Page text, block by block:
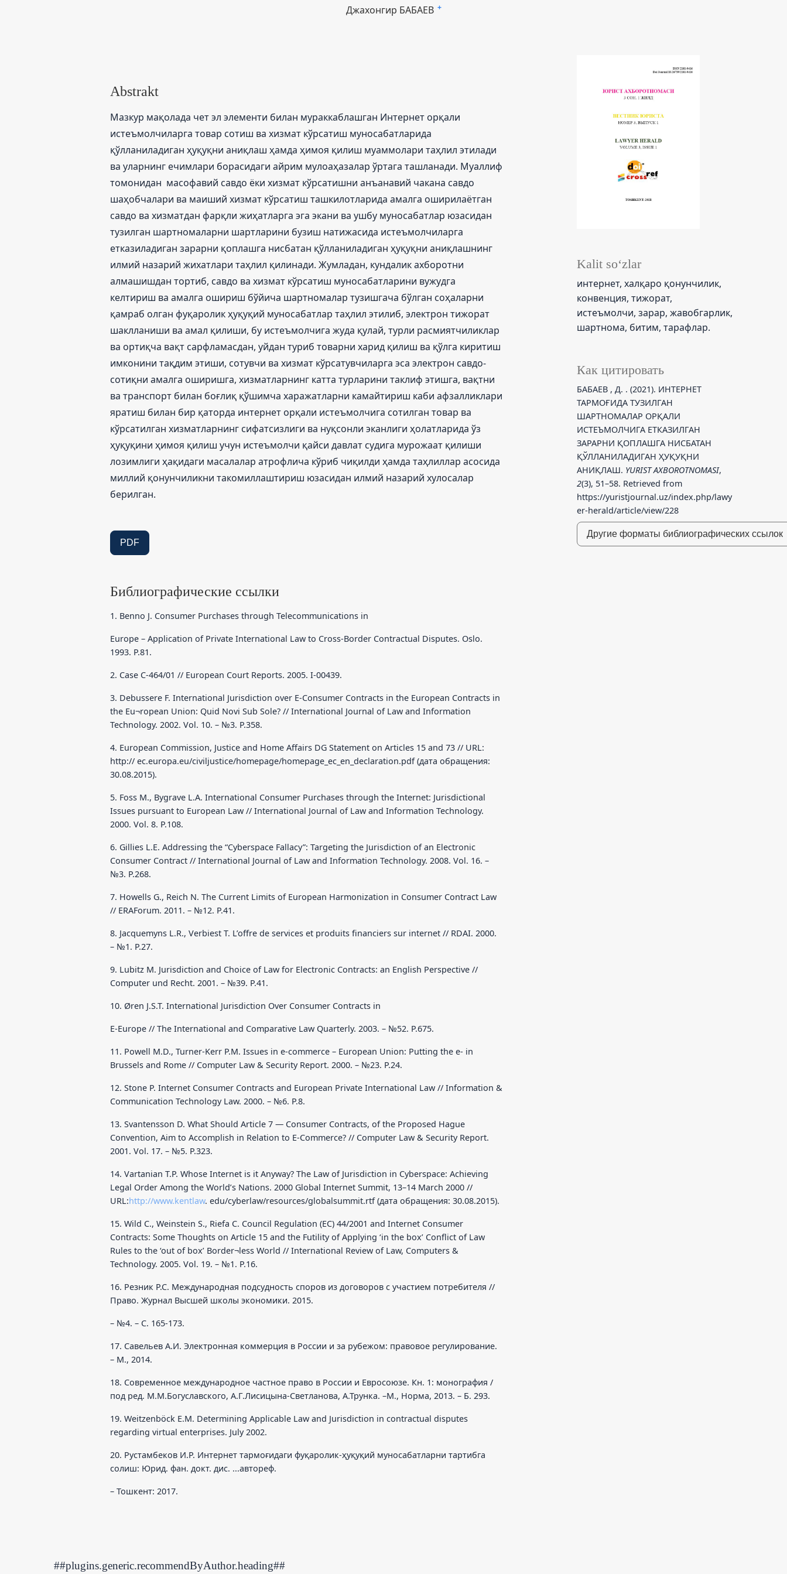
Джахонгир БАБАЕВ +
Kalit so‘zlar
интернет, халқаро қонунчилик,
конвенция, тижорат,
истеъмолчи, зарар, жавобгарлик,
шартнома, битим, тарафлар.
Как цитировать
БАБАЕВ , Д. . (2021). ИНТЕРНЕТ
ТАРМОҒИДА ТУЗИЛГАН
ШАРТНОМАЛАР ОРҚАЛИ
ИСТЕЪМОЛЧИГА ЕТКАЗИЛГАН
ЗАРАРНИ ҚОПЛАШГА НИСБАТАН
ҚЎЛЛАНИЛАДИГАН ҲУҚУҚНИ
АНИҚЛАШ. YURIST AXBOROTNOMASI,
2(3), 51–58. Retrieved from
https://yuristjournal.uz/index.php/lawy
er-herald/article/view/228
Другие форматы библиографических ссылок
Abstrakt
Мазкур мақолада чет эл элементи билан мураккаблашган Интернет орқали
истеъмолчиларга товар сотиш ва хизмат кўрсатиш муносабатларида
қўлланиладиган ҳуқуқни аниқлаш ҳамда ҳимоя қилиш муаммолари таҳлил этилади
ва уларнинг ечимлари борасидаги айрим мулоаҳазалар ўртага ташланади. Муаллиф
томонидан масофавий савдо ёки хизмат кўрсатишни анъанавий чакана савдо
шаҳобчалари ва маиший хизмат кўрсатиш ташкилотларида амалга оширилаётган
савдо ва хизматдан фарқли жиҳатларга эга экани ва ушбу муносабатлар юзасидан
тузилган шартномаларни шартларини бузиш натижасида истеъмолчиларга
етказиладиган зарарни қоплашга нисбатан қўлланиладиган ҳуқуқни аниқлашнинг
илмий назарий жихатлари таҳлил қилинади. Жумладан, кундалик ахборотни
алмашишдан тортиб, савдо ва хизмат кўрсатиш муносабатларини вужудга
келтириш ва амалга ошириш бўйича шартномалар тузишгача бўлган соҳаларни
қамраб олган фуқаролик ҳуқуқий муносабатлар таҳлил этилиб, электрон тижорат
шаклланиши ва амал қилиши, бу истеъмолчига жуда қулай, турли расмиятчиликлар
ва ортиқча вақт сарфламасдан, уйдан туриб товарни харид қилиш ва қўлга киритиш
имконини тақдим этиши, сотувчи ва хизмат кўрсатувчиларга эса электрон савдо-
сотиқни амалга оширишга, хизматларнинг катта турларини таклиф этишга, вақтни
ва транспорт билан боғлиқ қўшимча харажатларни камайтириш каби афзалликлари
яратиш билан бир қаторда интернет орқали истеъмолчига сотилган товар ва
кўрсатилган хизматларнинг сифатсизлиги ва нуқсонли эканлиги ҳолатларида ўз
ҳуқуқини ҳимоя қилиш учун истеъмолчи қайси давлат судига мурожаат қилиши
лозимлиги ҳақидаги масалалар атрофлича кўриб чиқилди ҳамда таҳлиллар асосида
миллий қонунчиликни такомиллаштириш юзасидан илмий назарий хулосалар
берилган.
PDF
Библиографические ссылки
1. Benno J. Consumer Purchases through Telecommunications in
Europe – Application of Private International Law to Cross-Border Contractual Disputes. Oslo.
1993. P.81.
2. Case C-464/01 // European Court Reports. 2005. I-00439.
3. Debussere F. International Jurisdiction over E-Consumer Contracts in the European Contracts in
the Eu¬ropean Union: Quid Novi Sub Sole? // International Journal of Law and Information
Technology. 2002. Vol. 10. – №3. P.358.
4. European Commission, Justice and Home Affairs DG Statement on Articles 15 and 73 // URL:
http:// ec.europa.eu/civiljustice/homepage/homepage_ec_en_declaration.pdf (дата обращения:
30.08.2015).
5. Foss M., Bygrave L.A. International Consumer Purchases through the Internet: Jurisdictional
Issues pursuant to European Law // International Journal of Law and Information Technology.
2000. Vol. 8. P.108.
6. Gillies L.E. Addressing the “Cyberspace Fallacy”: Targeting the Jurisdiction of an Electronic
Consumer Contract // International Journal of Law and Information Technology. 2008. Vol. 16. –
№3. P.268.
7. Howells G., Reich N. The Current Limits of European Harmonization in Consumer Contract Law
// ERAForum. 2011. – №12. P.41.
8. Jacquemyns L.R., Verbiest T. L’offre de services et produits financiers sur internet // RDAI. 2000.
– №1. Р.27.
9. Lubitz M. Jurisdiction and Choice of Law for Electronic Contracts: an English Perspective //
Computer und Recht. 2001. – №39. P.41.
10. Øren J.S.T. International Jurisdiction Over Consumer Contracts in
E-Europe // The International and Comparative Law Quarterly. 2003. – №52. P.675.
11. Powell M.D., Turner-Kerr P.M. Issues in e-commerce – European Union: Putting the e- in
Brussels and Rome // Computer Law & Security Report. 2000. – №23. Р.24.
12. Stone P. Internet Consumer Contracts and European Private International Law // Information &
Communication Technology Law. 2000. – №6. Р.8.
13. Svantensson D. What Should Article 7 — Consumer Contracts, of the Proposed Hague
Convention, Aim to Accomplish in Relation to E-Commerce? // Computer Law & Security Report.
2001. Vol. 17. – №5. P.323.
14. Vartanian T.P. Whose Internet is it Anyway? The Law of Jurisdiction in Cyberspace: Achieving
Legal Order Among the World’s Nations. 2000 Global Internet Summit, 13–14 March 2000 //
URL:http://www.kentlaw. edu/cyberlaw/resources/globalsummit.rtf (дата обращения: 30.08.2015).
15. Wild C., Weinstein S., Riefa C. Council Regulation (EC) 44/2001 and Internet Consumer
Contracts: Some Thoughts on Article 15 and the Futility of Applying ‘in the box’ Conflict of Law
Rules to the ‘out of box’ Border¬less World // International Review of Law, Computers &
Technology. 2005. Vol. 19. – №1. P.16.
16. Резник Р.С. Международная подсудность споров из договоров с участием потребителя //
Право. Журнал Высшей школы экономики. 2015.
– №4. – С. 165-173.
17. Савельев А.И. Электронная коммерция в России и за рубежом: правовое регулирование.
– М., 2014.
18. Современное международное частное право в России и Евросоюзе. Кн. 1: монография /
под ред. М.М.Богуславского, А.Г.Лисицына-Светланова, А.Трунка. –М., Норма, 2013. – Б. 293.
19. Weitzenböck E.M. Determining Applicable Law and Jurisdiction in contractual disputes
regarding virtual enterprises. July 2002.
20. Рустамбеков И.Р. Интернет тармоғидаги фуқаролик-ҳуқуқий муносабатларни тартибга
солиш: Юрид. фан. докт. дис. ...автореф.
– Тошкент: 2017.
##plugins.generic.recommendByAuthor.heading##